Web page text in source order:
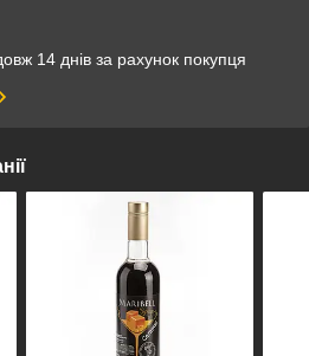
14 днів за рахунок покупця